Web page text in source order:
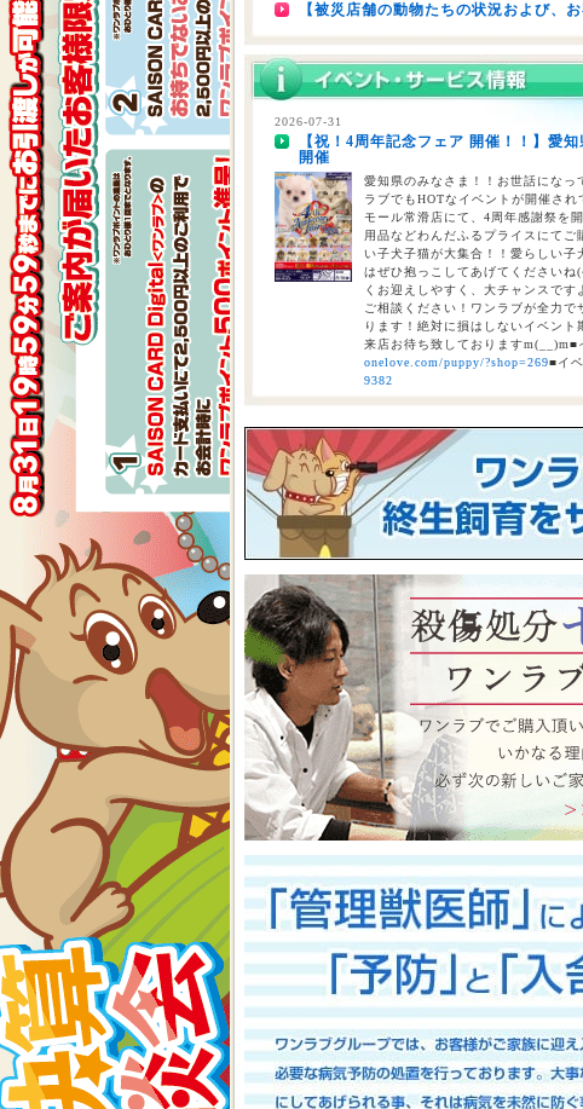
【被災店舗の動物たちの状況および、
2026-07-29
熊本県を中心とする地震について
2026-07-28
【重要】熊本地震に伴う臨時休業のお
2026-07-31
【祝！4周年記念フェア 開催！！】愛
開催
愛知県のみなさま！！お世話にな
ラブでもHOTなイベントが開催さ
モール常滑店にて、4周年感謝祭を
用品などわんだふるプライスにて
い子犬子猫が大集合！！愛らしい
はぜひ抱っこしてあげてください
くお迎えしやすく、大チャンスで
ご相談ください！ワンラブが全力
ります！絶対に損はしないイベン
来店お待ち致しております
onelove.com/puppy/?shop=269■イ
9382
2026-07-31
【2026年 大決算商談会 第2弾開催！！
しまで
ペットショップ ワンラブ 本気の
ンがスタート！！ 2026年8月1日に
くと、ワンラブポイントをプレゼ
くとクーポンが配信されますので
くださいね イベント内容はこちら
2026-07-24
【大決算2026開催！！】香川県 ワンラ
大決算フェア開催中！！7/25～8/9まで
香川県のみなさま、お世話になって
多津店、ゆめタウン三豊店合同にて
期間中(^^)/厳選されたかわいい子
店として、品揃え豊富に取り揃え
スで元気に遊びまわっております
お迎えのチャンスですよ～このお得
い！ワンラブが全力でサポートさ
としてスタッフ一同頑張ってまい
2026-07-17
【Meet Your New Family Fes 開催！
7/18～8/2まで｜ワンラブグループ
長野のみなさま！！お世話になっ
は注意しましょう！！ワンラブで
トショップ ワンラブ アリオ上田店
謝の想いを込めて、ペット用品など
間中(^^)/厳選されたかわいい子犬
おりますよ～ 気になった子はぜひ
で、ワンラブで間違いなくお迎えし